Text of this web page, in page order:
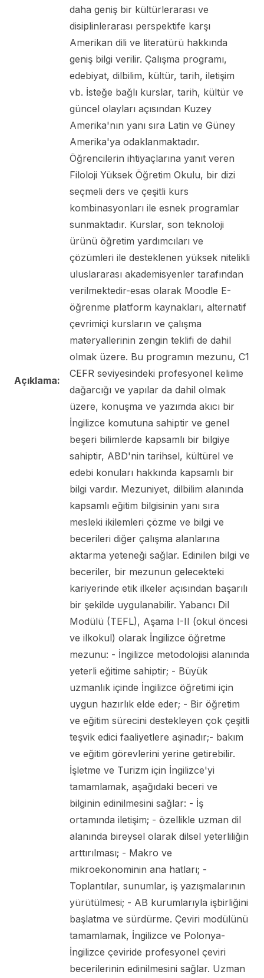
Açıklama:
daha geniş bir kültürlerarası ve
disiplinlerarası perspektife karşı
Amerikan dili ve literatürü hakkında
geniş bilgi verilir. Çalışma programı,
edebiyat, dilbilim, kültür, tarih, iletişim
vb. İsteğe bağlı kurslar, tarih, kültür ve
güncel olayları açısından Kuzey
Amerika'nın yanı sıra Latin ve Güney
Amerika'ya odaklanmaktadır.
Öğrencilerin ihtiyaçlarına yanıt veren
Filoloji Yüksek Öğretim Okulu, bir dizi
seçmeli ders ve çeşitli kurs
kombinasyonları ile esnek programlar
sunmaktadır. Kurslar, son teknoloji
ürünü öğretim yardımcıları ve
çözümleri ile desteklenen yüksek nitelikli
uluslararası akademisyenler tarafından
verilmektedir-esas olarak Moodle E-
öğrenme platform kaynakları, alternatif
çevrimiçi kursların ve çalışma
materyallerinin zengin teklifi de dahil
olmak üzere. Bu programın mezunu, C1
CEFR seviyesindeki profesyonel kelime
dağarcığı ve yapılar da dahil olmak
üzere, konuşma ve yazımda akıcı bir
İngilizce komutuna sahiptir ve genel
beşeri bilimlerde kapsamlı bir bilgiye
sahiptir, ABD'nin tarihsel, kültürel ve
edebi konuları hakkında kapsamlı bir
bilgi vardır. Mezuniyet, dilbilim alanında
kapsamlı eğitim bilgisinin yanı sıra
mesleki ikilemleri çözme ve bilgi ve
becerileri diğer çalışma alanlarına
aktarma yeteneği sağlar. Edinilen bilgi ve
beceriler, bir mezunun gelecekteki
kariyerinde etik ilkeler açısından başarılı
bir şekilde uygulanabilir. Yabancı Dil
Modülü (TEFL), Aşama I-II (okul öncesi
ve ilkokul) olarak İngilizce öğretme
mezunu: - İngilizce metodolojisi alanında
yeterli eğitime sahiptir; - Büyük
uzmanlık içinde İngilizce öğretimi için
uygun hazırlık elde eder; - Bir öğretim
ve eğitim sürecini destekleyen çok çeşitli
teşvik edici faaliyetlere aşinadır;- bakım
ve eğitim görevlerini yerine getirebilir.
İşletme ve Turizm için İngilizce'yi
tamamlamak, aşağıdaki beceri ve
bilginin edinilmesini sağlar: - İş
ortamında iletişim; - özellikle uzman dil
alanında bireysel olarak dilsel yeterliliğin
arttırılması; - Makro ve
mikroekonominin ana hatları; -
Toplantılar, sunumlar, iş yazışmalarının
yürütülmesi; - AB kurumlarıyla işbirliğini
başlatma ve sürdürme. Çeviri modülünü
tamamlamak, İngilizce ve Polonya-
İngilizce çeviride profesyonel çeviri
becerilerinin edinilmesini sağlar. Uzman